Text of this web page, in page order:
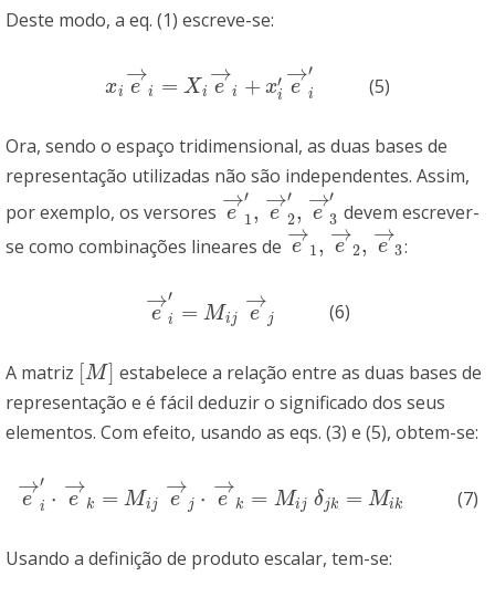
Deste modo, a eq. (1) escreve-se:
xi e
→
i = Xi e
→
i + x′
i e
→′
i
xie → i= Xie→i +x ′e→ i′ (5)
Ora, sendo o espaço tridimensional, as duas bases de
representação utilizadas não são independentes. Assim,
por exemplo, os versores e
→′
1, e
→′
2, e
→′
3
e→1 e→2 ,e→ 3′
devem escrever-
se como combinações lineares de e
→
1, e
→
2, e
→
3
e→1 e→2 e→3:
e
→′
i = Mij e
→
j
e→ =Mije→ j (6)
A matriz [M]
M] estabelece a relação entre as duas bases de
representação e é fácil deduzir o significado dos seus
elementos. Com efeito, usando as eqs. (3) e (5), obtem-se:
e
→′
i ⋅ e
→
k = Mij e
→
j ⋅ e
→
k = Mij δjk = Mik
e→i ′⋅ → k =M ije→ ⋅e→ k =Mij δjk=Mik (7)
Usando a definição de produto escalar, tem-se: